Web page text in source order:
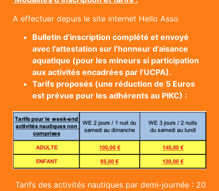
A effectuer depuis le site internet Hello Asso
Bulletin d’inscription complété et envoyé
avec l’attestation sur l’honneur d’aisance
aquatique (pour les mineurs si participation
aux activités encadrées par l’UCPA).
Tarifs proposés (une réduction de 5 Euros
est prévue pour les adhérents au PIKC) :
Tarifs des activités nautiques par demi-journée : 20